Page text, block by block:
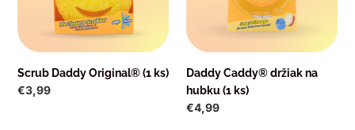
Scrub Daddy Original® (1 ks)
Normálna
€3,99
Daddy Caddy® držiak na
hubku (1 ks)
Normálna
€4,99